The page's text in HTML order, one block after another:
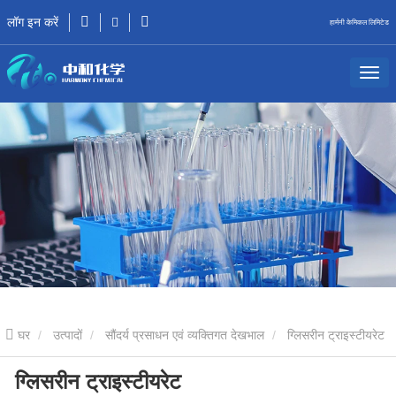
लॉग इन करें हार्मनी केमिकल लिमिटेड
घर उत्पादों सौंदर्य प्रसाधन एवं व्यक्तिगत देखभाल ग्लिसरीन ट्राइस्टीयरेट
ग्लिसरीन ट्राइस्टीयरेट